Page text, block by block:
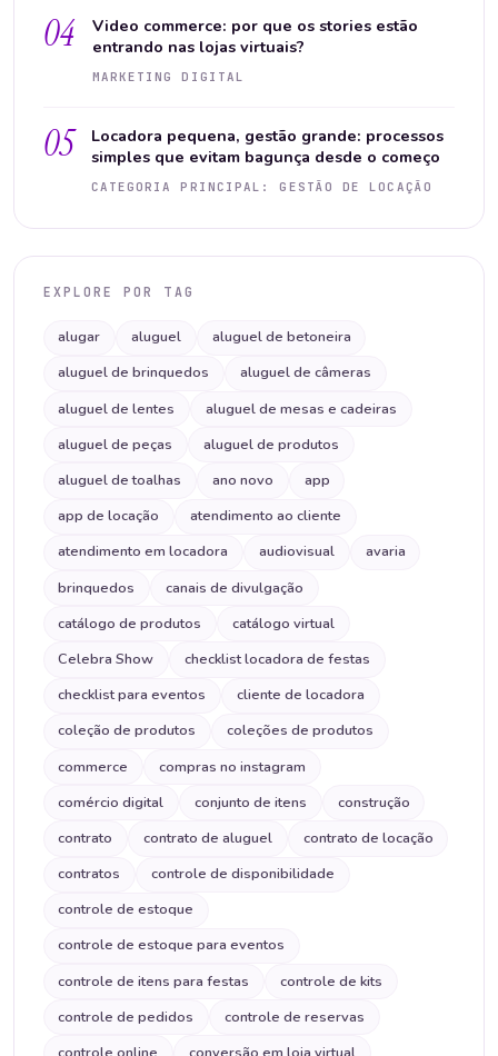
04
Video commerce: por que os stories estão
entrando nas lojas virtuais?
MARKETING DIGITAL
05
Locadora pequena, gestão grande: processos
simples que evitam bagunça desde o começo
CATEGORIA PRINCIPAL: GESTÃO DE LOCAÇÃO
EXPLORE POR TAG
alugar aluguel
aluguel de betoneira
aluguel de brinquedos
aluguel de câmeras
aluguel de lentes
aluguel de mesas e cadeiras
aluguel de peças
aluguel de produtos
aluguel de toalhas
ano novo
app
app de locação
atendimento ao cliente
atendimento em locadora
audiovisual
avaria
brinquedos
canais de divulgação
catálogo de produtos
catálogo virtual
Celebra Show
checklist locadora de festas
checklist para eventos
cliente de locadora
coleção de produtos
coleções de produtos
commerce
compras no instagram
comércio digital
conjunto de itens
construção
contrato
contrato de aluguel
contrato de locação
contratos
controle de disponibilidade
controle de estoque
controle de estoque para eventos
controle de itens para festas
controle de kits
controle de pedidos
controle de reservas